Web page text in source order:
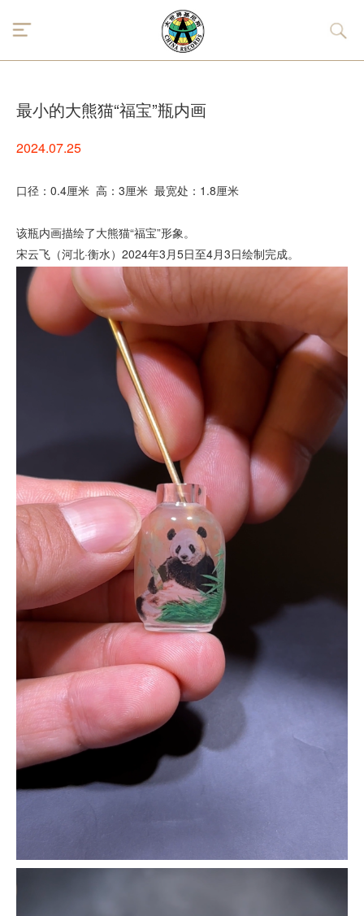
最小的大熊猫“福宝”瓶内画
2024.07.25
口径：0.4厘米 高：3厘米 最宽处：1.8厘米
该瓶内画描绘了大熊猫“福宝”形象。
宋云飞（河北·衡水）2024年3月5日至4月3日绘制完成。